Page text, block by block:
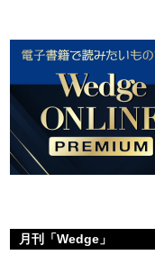
月刊「Wedge」